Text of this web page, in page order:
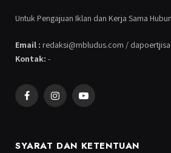
Untuk Pengajuan Iklan dan Kerja Sama
Email : redaksi@mbludus.com /
Kontak: -
FacebookInstagramYouTube
SYARAT DAN KETENTUAN